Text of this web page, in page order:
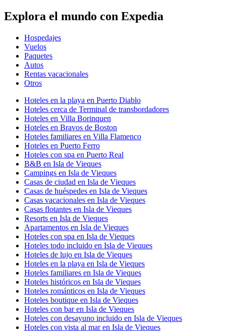
Explora el mundo con Expedia
Hospedajes
Vuelos
Paquetes
Autos
Rentas vacacionales
Otros
Hoteles en la playa en Puerto Diablo
Hoteles cerca de Terminal de transbordadores
Hoteles en Villa Borinquen
Hoteles en Bravos de Boston
Hoteles familiares en Villa Flamenco
Hoteles en Puerto Ferro
Hoteles con spa en Puerto Real
B&B en Isla de Vieques
Campings en Isla de Vieques
Casas de ciudad en Isla de Vieques
Casas de huéspedes en Isla de Vieques
Casas vacacionales en Isla de Vieques
Casas flotantes en Isla de Vieques
Resorts en Isla de Vieques
Apartamentos en Isla de Vieques
Hoteles con spa en Isla de Vieques
Hoteles todo incluido en Isla de Vieques
Hoteles de lujo en Isla de Vieques
Hoteles en la playa en Isla de Vieques
Hoteles familiares en Isla de Vieques
Hoteles históricos en Isla de Vieques
Hoteles románticos en Isla de Vieques
Hoteles boutique en Isla de Vieques
Hoteles con bar en Isla de Vieques
Hoteles con desayuno incluido en Isla de Vieques
Hoteles con vista al mar en Isla de Vieques